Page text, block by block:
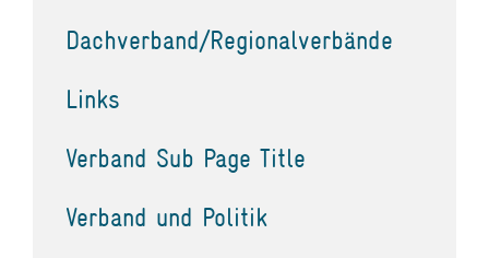
Dachverband/Regionalverbände
Links
Verband Sub Page Title
Verband und Politik